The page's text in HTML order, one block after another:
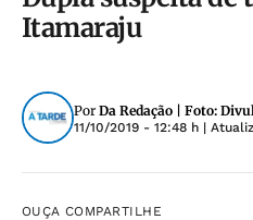
Itamaraju
Por Da Redação | Foto:
11/10/2019 - 12:48 h |
OUÇA COMPARTILHE